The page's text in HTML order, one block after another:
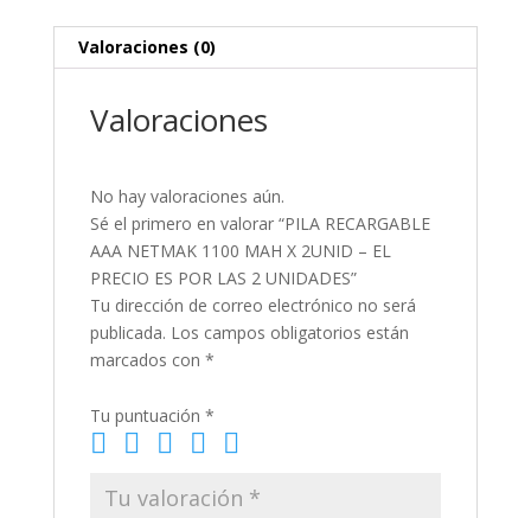
EL
UNIDADES
cantidad
Valoraciones (0)
Valoraciones
No hay valoraciones aún.
Sé el primero en valorar “PILA RECARGABLE
AAA NETMAK 1100 MAH X 2UNID – EL
PRECIO ES POR LAS 2 UNIDADES”
Tu dirección de correo electrónico no será
publicada. Los campos obligatorios están
marcados con *
Tu puntuación *